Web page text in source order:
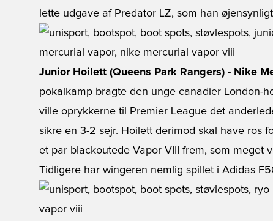
lette udgave af Predator LZ, som han
Junior Hoilett (Queens Park Rangers) - Nike
pokalkamp bragte den unge canadier London-
ville oprykkerne til Premier League det
sikre en 3-2 sejr. Hoilett derimod skal have ros
et par blackoutede Vapor VIII frem, som meget
Tidligere har wingeren nemlig spillet i Adidas